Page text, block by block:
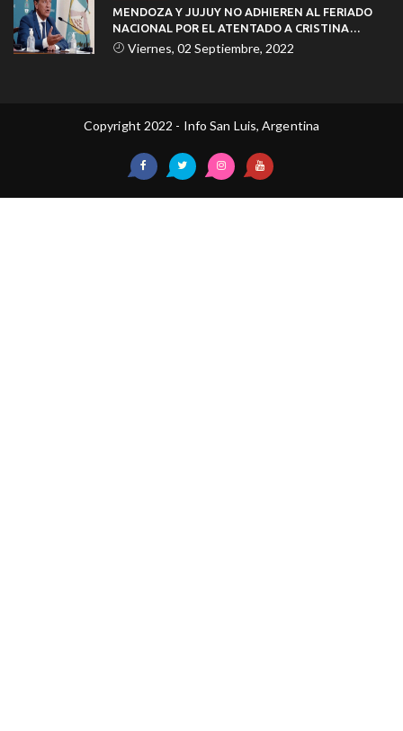
MENDOZA Y JUJUY NO ADHIEREN AL FERIADO
NACIONAL POR EL ATENTADO A CRISTINA
KIRCHNER
Viernes, 02 Septiembre, 2022
Copyright 2022 - Info San Luis, Argentina